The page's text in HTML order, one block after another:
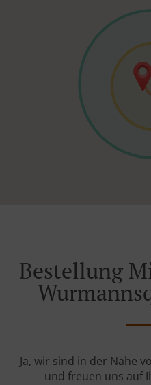
Bestellung
Ja, wir sind in der Nähe
und freuen uns auf